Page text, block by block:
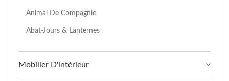
Animal De Compagnie
Abat-Jours & Lanternes
Mobilier D'intérieur